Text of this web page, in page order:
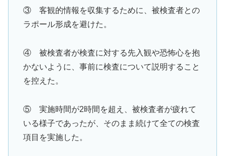
③ 客観的情報を収集するために、被検査者との
ラポール形成を避けた。
④ 被検査者が検査に対する先入観や恐怖心を抱
かないように、事前に検査について説明すること
を控えた。
⑤ 実施時間が2時間を超え、被検査者が疲れて
いる様子であったが、そのまま続けて全ての検査
項目を実施した。